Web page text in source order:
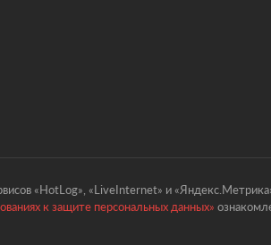
«HotLog», «LiveInternet» и
к защите персональных данных»